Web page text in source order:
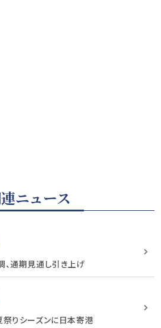
ニュース
、通期見通し引き上げ
りシーズンに日本寄港